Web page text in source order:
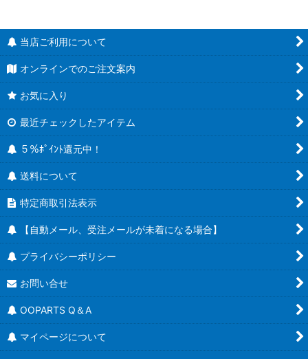
当店ご利用について
オンラインでのご注文案内
お気に入り
最近チェックしたアイテム
５％ﾎﾟｲﾝﾄ還元中！
送料について
特定商取引法表示
【自動メール、受注メールが未着になる場合】
プライバシーポリシー
お問い合せ
OOPARTS Q＆A
マイページについて